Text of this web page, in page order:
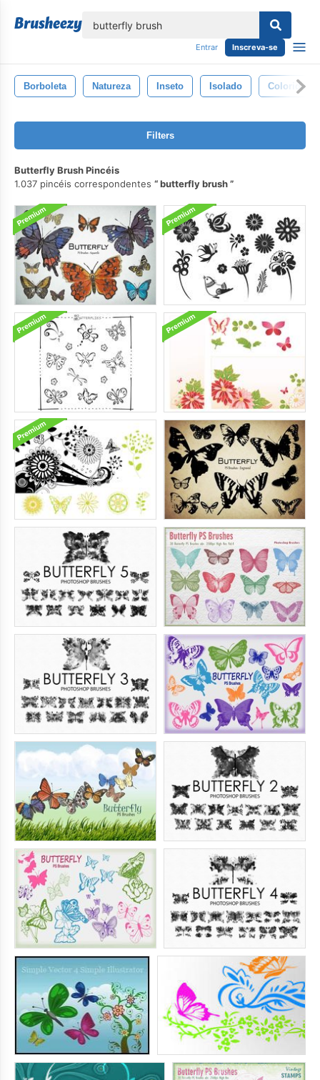
Entrar Inscreva-se
Borboleta Natureza Inseto Isolado Colorida
Filters
Butterfly Brush Pincéis
1.037 pincéis correspondentes
butterfly brush